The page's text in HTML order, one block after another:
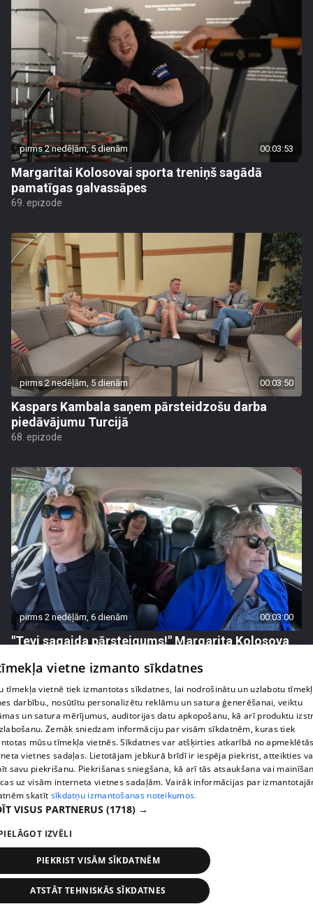
pirms 2 nedēļām, 5 dienām 00:03:53
Margaritai Kolosovai sporta treniņš sagādā
pamatīgas galvassāpes
69. epizode
pirms 2 nedēļām, 5 dienām 00:03:50
Kaspars Kambala saņem pārsteidzošu darba
piedāvājumu Turcijā
68. epizode
pirms 2 nedēļām, 6 dienām 00:03:00
"Tevi sagaida pārsteigums!" Margarita Kolosova
71. epizode
Kaspars Kambala liek atkal un atkal teikt Olgai,
cik ļoti viņu mīl
70. epizode
vietne izmanto sīkdatnes
tīmekļa vietnē tiek izmantotas sīkdatnes, lai nodrošinātu un uzlabotu
darbību., nosūtītu personalizētu reklāmu un satura ģenerēšanai, veiktu
un satura mērījumus, auditorijas datu apkopošanu, kā arī produktu
Zemāk sniedzam informāciju par visām sīkdatnēm, kuras tiek
mūsu tīmekļa vietnēs. Sīkdatnes var atšķirties atkarībā no
vietnes sadaļas. Lietotājam jebkurā brīdī ir iespēja piekrist, atteikties
savu piekrišanu. Piekrišanas sniegšana, kā arī tās atsaukšana vai
uz visām interneta vietnes sadaļām. Vairāk informācijas par
skatīt sīkdatņu izmantošanas noteikumos.
VISUS PARTNERUS (1718) →
IZVĒLI
PIEKRIST VISĀM SĪKDATNĒM
ATSTĀT TEHNISKĀS SĪKDATNES